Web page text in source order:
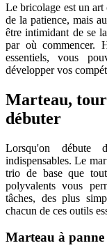
Le bricolage est un art
de la patience, mais
être intimidant de se
par où commencer.
essentiels, vous
développer vos
Marteau,
débuter
Lorsqu'on débute
indispensables. Le
trio de base que
polyvalents vous
tâches, des plus
chacun de ces outils
Marteau à